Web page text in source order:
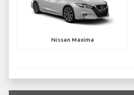
Nissan Maxima